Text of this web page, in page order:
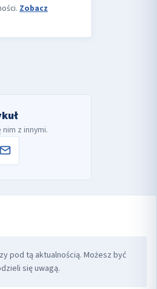
Zobacz
nim z innymi.
pod tą aktualnością. Możesz być
się uwagą.